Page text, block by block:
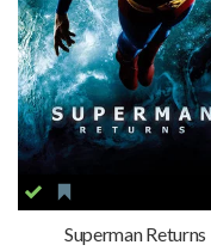
Superman Returns